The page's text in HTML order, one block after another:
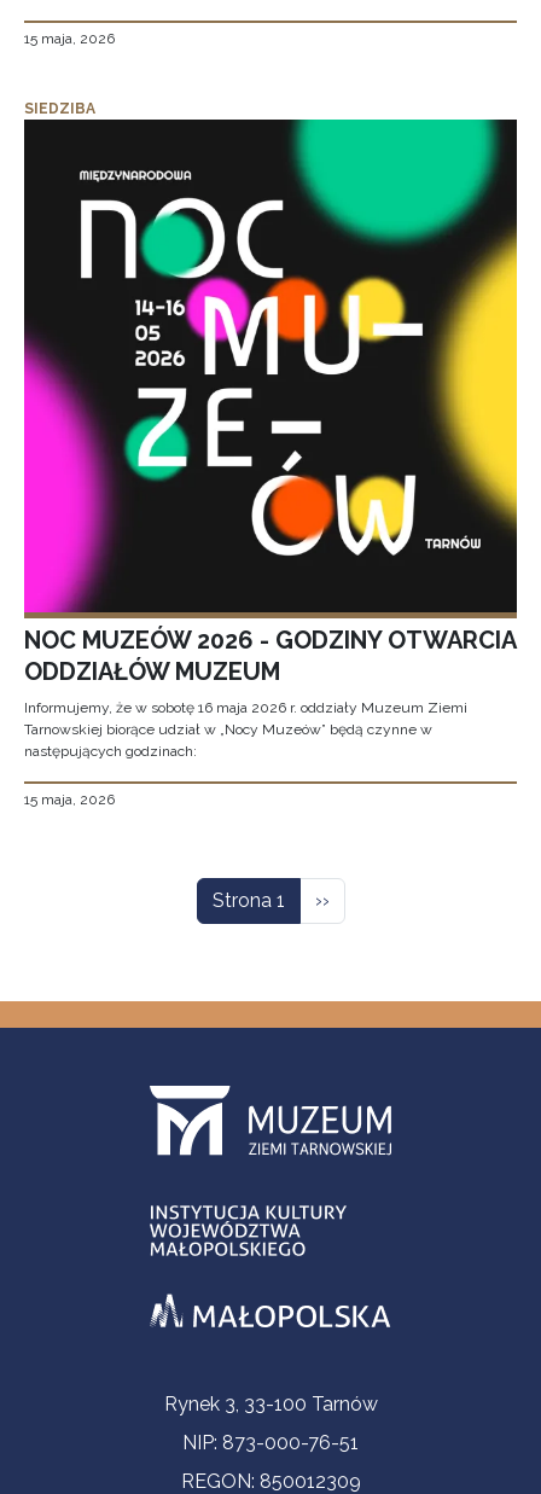
15 maja, 2026
SIEDZIBA
NOC MUZEÓW 2026 - GODZINY OTWARCIA
ODDZIAŁÓW MUZEUM
Informujemy, że w sobotę 16 maja 2026 r. oddziały Muzeum Ziemi
Tarnowskiej biorące udział w „Nocy Muzeów” będą czynne w
następujących godzinach:
15 maja, 2026
Strona 1 Następna strona
››
Informacje kontaktoweRynek 3, 33-100 Tarnów
NIP: 873-000-76-51
REGON: 850012309